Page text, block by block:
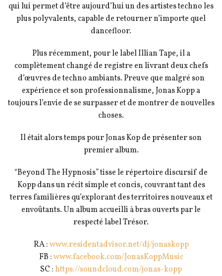
qui lui permet d’être aujourd’hui un des artistes techno les
plus polyvalents, capable de retourner n’importe quel
dancefloor.
Plus récemment, pour le label Illian Tape, il a
complètement changé de registre en livrant deux chefs
d’œuvres de techno ambiants. Preuve que malgré son
expérience et son professionnalisme, Jonas Kopp a
toujours l’envie de se surpasser et de montrer de nouvelles
choses.
Il était alors temps pour Jonas Kop de présenter son
premier album.
“Beyond The Hypnosis” tisse le répertoire discursif de
Kopp dans un récit simple et concis, couvrant tant des
terres familières qu’explorant des territoires nouveaux et
envoûtants. Un album accueilli à bras ouverts par le
respecté label Trésor.
RA :www.residentadvisor.net/dj/jonaskopp
FB :www.facebook.com/JonasKoppMusic
SC : https://soundcloud.com/jonas-kopp